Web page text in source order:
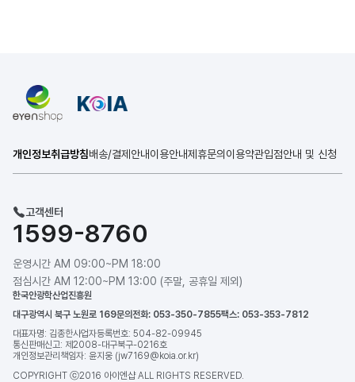
개인정보취급방침배송/결제안내이용안내제휴문의 이용약관입점안내 및 신청
고객센터
1599-8760
운영시간 AM 09:00~PM 18:00
점심시간 AM 12:00~PM 13:00 (주말, 공휴일 제외)
한국안광학산업진흥원
대구광역시 북구 노원로 169문의전화: 053-350-7855팩스: 053-353-7812
대표자명: 김종한사업자등록번호: 504-82-09945
통신판매신고: 제2008-대구북구-0216호
개인정보관리책임자: 윤지웅 (jw7169@koia.or.kr)
COPYRIGHT ⓒ2016 아이엔샵 ALL RIGHTS RESERVED.